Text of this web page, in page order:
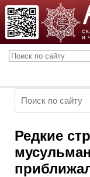
Редкие